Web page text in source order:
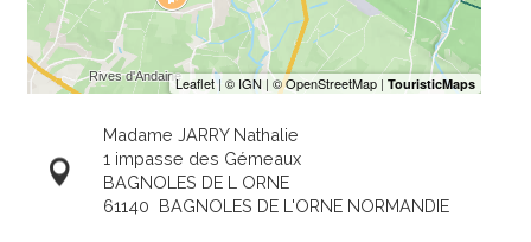
Madame JARRY Nathalie
1 impasse des Gémeaux
BAGNOLES DE L ORNE
61140 BAGNOLES DE L'ORNE NORMANDIE